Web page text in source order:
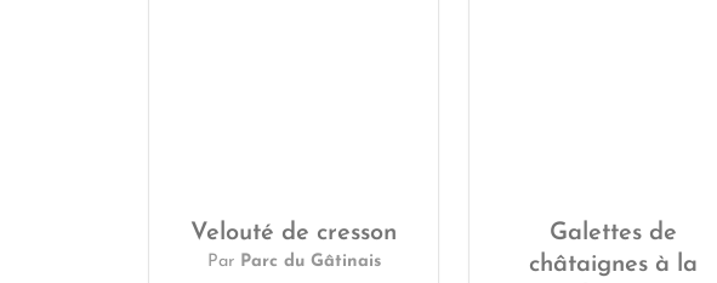
Velouté de cresson
Par Parc du Gâtinais
Galettes de
châtaignes à la